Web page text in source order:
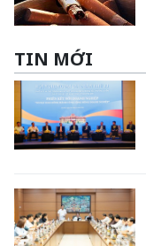
TIN MỚI